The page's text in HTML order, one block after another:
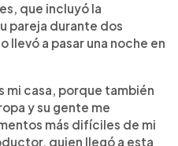
que incluyó la
pareja durante dos
llevó a pasar una noche en
mi casa, porque también
y su gente me
más difíciles de mi
quien llegó a esta